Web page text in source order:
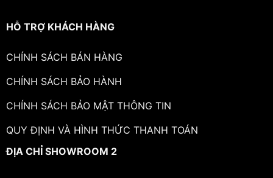
HỖ TRỢ KHÁCH HÀNG
CHÍNH SÁCH BÁN HÀNG
CHÍNH SÁCH BẢO HÀNH
CHÍNH SÁCH BẢO MẬT THÔNG TIN
QUY ĐỊNH VÀ HÌNH THỨC THANH TOÁN
ĐỊA CHỈ SHOWROOM 2